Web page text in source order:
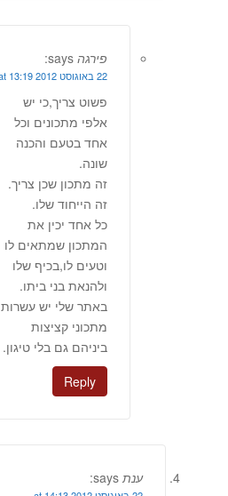
פירגה says:
22 באוגוסט 2012 at 13:19
פשוט צריך,כי יש
אלפי מתכונים וכל
אחד בטעם והכנה
שונה.
זה מתכון שכן צריך.
זה הייחוד שלו.
כל אחד יכין את
המתכון שמתאים לו
וטעים לו,בכיף שלו
ולהנאת בני ביתו.
באתר שלי יש עשרות
מתכוני קציצות
ביניהם גם בלי טיגון.
Reply
ענת says: